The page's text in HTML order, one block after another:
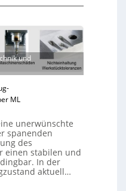
und
ML
unerwünschte
spanenden
des
einen stabilen und
In der
aktuell…